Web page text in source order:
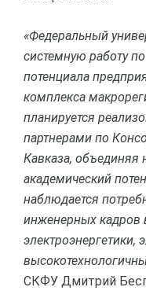
«Федеральный
системную работу
потенциала
комплекса
планируется
партнерами по
Кавказа,
академический
наблюдается
инженерных кадров
электроэнергетики,
СКФУ Дмитрий